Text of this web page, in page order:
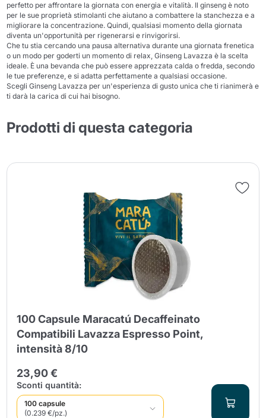
perfetto per affrontare la giornata con energia e vitalità. Il ginseng è noto
per le sue proprietà stimolanti che aiutano a combattere la stanchezza e a
migliorare la concentrazione. Quindi, qualsiasi momento della giornata
diventa un'opportunità per rigenerarsi e rinvigorirsi.
Che tu stia cercando una pausa alternativa durante una giornata frenetica
o un modo per goderti un momento di relax, Ginseng Lavazza è la scelta
ideale. È una bevanda che può essere apprezzata calda o fredda, secondo
le tue preferenze, e si adatta perfettamente a qualsiasi occasione.
Scegli Ginseng Lavazza per un'esperienza di gusto unica che ti rianimerà e
ti darà la carica di cui hai bisogno.
Prodotti di questa categoria
100 Capsule Maracatú Decaffeinato
Compatibili Lavazza Espresso Point,
intensità 8/10
23,90 €
Sconti quantità:
100 capsule
(0.239 €/pz.)